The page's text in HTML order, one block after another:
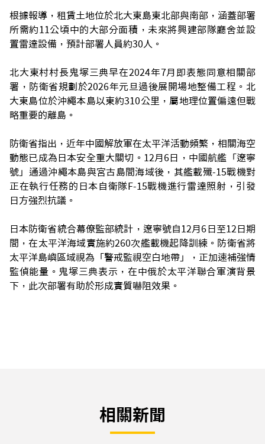
根據報導，租賃土地位於北大東島東北部與南部，涵蓋部署
所需約11公頃中的大部分面積，未來將興建部隊廳舍並設
置雷達設備，預計部署人員約30人。
北大東村村長鬼塚三典早在2024年7月即表態同意相關部
署，防衛省規劃於2026年元旦過後展開場地整備工程。北
大東島位於沖繩本島以東約310公里，屬地理位置偏遠但戰
略重要的離島。
防衛省指出，近年中國解放軍在太平洋活動頻繁，相關海空
動態已成為日本安全重大關切。12月6日，中國航艦「遼寧
號」通過沖繩本島與宮古島間海域後，其艦載殲-15戰機對
正在執行任務的日本自衛隊F-15戰機進行雷達照射，引發
日方強烈抗議。
日本防衛省統合幕僚監部統計，遼寧號自12月6日至12日期
間，在太平洋海域實施約260次艦載機起降訓練。防衛省將
太平洋島嶼區域視為「警戒監視空白地帶」，正加速補強情
監偵能量。鬼塚三典表示，在中俄於太平洋聯合軍演背景
下，此次部署有助於形成實質嚇阻效果。
相關新聞